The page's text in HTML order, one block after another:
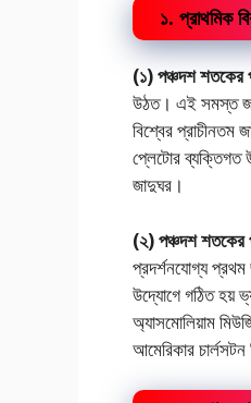
১. প্রাথমিক
(১) পঞ্চদশ শতকের
উঠত। এই সমস্ত
বিশ্বের প্রাচীনতম
প্লেটোর ব্যক্তিগত
জাদুঘর।
(২) পঞ্চদশ শতকের
প্রদর্শনযোগ্য প্রথম
উদ্যোগে গঠিত হয়
অ্যাসমোলিয়াম
আমেরিকার